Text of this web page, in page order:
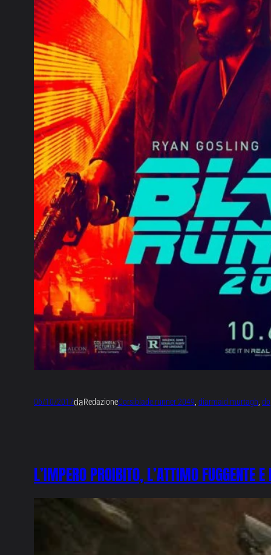
06/10/2017daRedazioneCorsiblade runner 2049, diarmaid murtagh,
L’IMPERO PROIBITO, L’ATTIMO FUGGENTE